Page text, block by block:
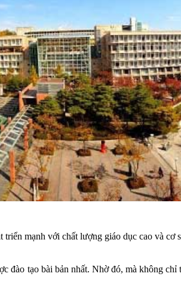
mạnh với chất lượng giáo dục cao và
tạo bài bản nhất. Nhờ đó, mà không chỉ